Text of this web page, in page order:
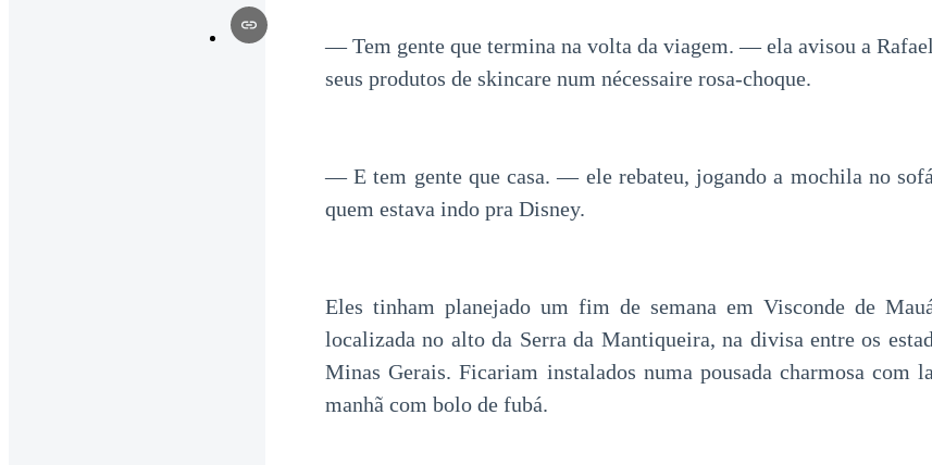
— Tem gente que termina na volta da viagem. — ela avisou a
seus produtos de skincare num nécessaire rosa-choque.
— E tem gente que casa. — ele rebateu, jogando a mochila no
quem estava indo pra Disney.
Eles tinham planejado um fim de semana em Visconde de
localizada no alto da Serra da Mantiqueira, na divisa entre os
Minas Gerais. Ficariam instalados numa pousada charmosa com
manhã com bolo de fubá.